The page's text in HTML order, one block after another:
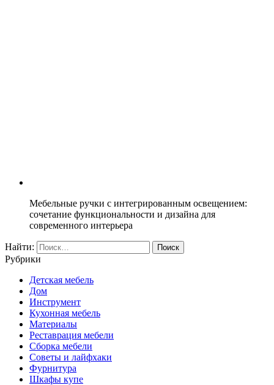
Мебельные ручки с интегрированным освещением:
сочетание функциональности и дизайна для
современного интерьера
Найти:
Рубрики
Детская мебель
Дом
Инструмент
Кухонная мебель
Материалы
Реставрация мебели
Сборка мебели
Советы и лайфхаки
Фурнитура
Шкафы купе